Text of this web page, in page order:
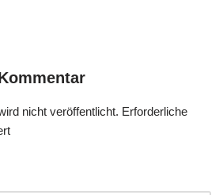
nicht veröffentlicht. Erforderliche